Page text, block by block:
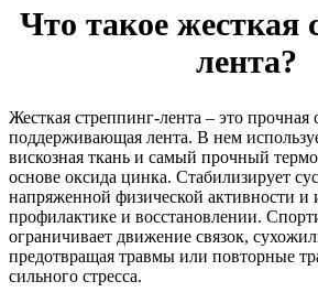
Что такое жесткая
лента?
Жесткая стреппинг-лента – это прочная
поддерживающая лента. В нем
вискозная ткань и самый прочный
основе оксида цинка. Стабилизирует
напряженной физической активности и
профилактике и восстановлении.
ограничивает движение связок,
предотвращая травмы или повторные
сильного стресса.